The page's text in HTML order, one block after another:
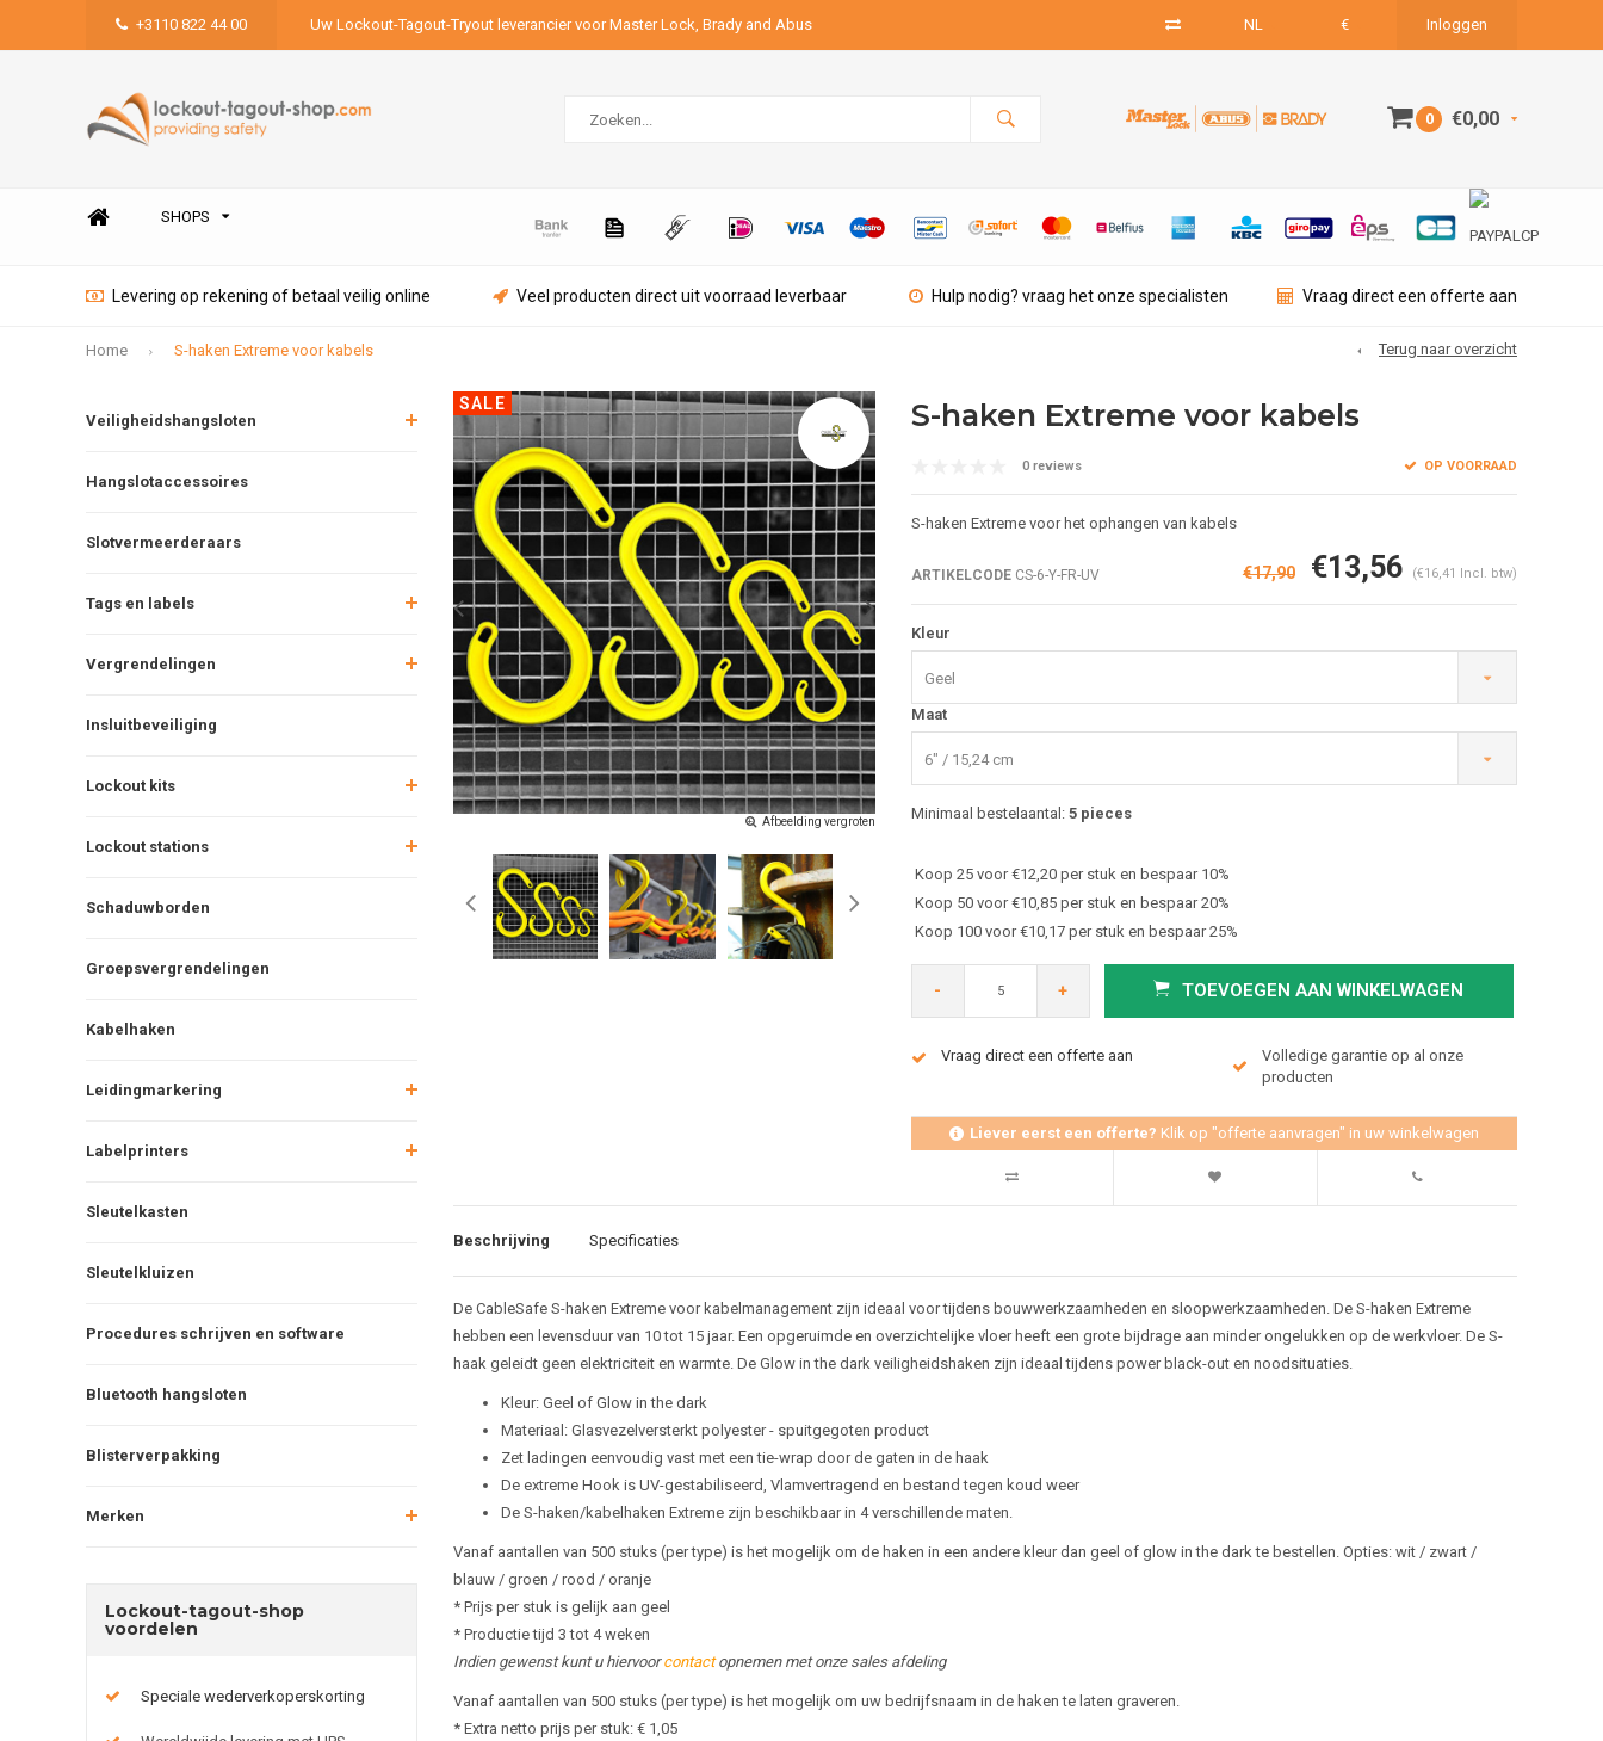
+3110 822 44 00 Uw Lockout-Tagout-Tryout leverancier voor Master Lock, Brady and Abus NL € Inloggen
0 €0,00
SHOPS
Levering op rekening of betaal veilig online Veel producten direct uit voorraad leverbaar Hulp nodig? vraag het onze specialisten Vraag direct een offerte aan
Home S-haken Extreme voor kabels Terug naar overzicht
Veiligheidshangsloten
Hangslotaccessoires
Slotvermeerderaars
Tags en labels
Vergrendelingen
Insluitbeveiliging
Lockout kits
Lockout stations
Schaduwborden
Groepsvergrendelingen
Kabelhaken
Leidingmarkering
Labelprinters
Sleutelkasten
Sleutelkluizen
Procedures schrijven en software
Bluetooth hangsloten
Blisterverpakking
Merken
Lockout-tagout-shop
voordelen
Speciale wederverkoperskorting
SALE
Afbeelding vergroten
S-haken Extreme voor kabels
0 reviews OP VOORRAAD
S-haken Extreme voor het ophangen van kabels
ARTIKELCODECS-6-Y-FR-UV €17,90 €13,56 (€16,41 Incl. btw)
Kleur
Geel
Maat
6" / 15,24 cm
Minimaal bestelaantal: 5 pieces
Koop 25 voor €12,20 per stuk en bespaar 10%
Koop 50 voor €10,85 per stuk en bespaar 20%
Koop 100 voor €10,17 per stuk en bespaar 25%
- + TOEVOEGEN AAN WINKELWAGEN
Vraag direct een offerte aan
Volledige garantie op al onze
producten
Liever eerst een offerte? Klik op "offerte aanvragen" in uw winkelwagen
Beschrijving Specificaties
De CableSafe S-haken Extreme voor kabelmanagement zijn ideaal voor tijdens bouwwerkzaamheden en sloopwerkzaamheden. De S-haken Extreme
hebben een levensduur van 10 tot 15 jaar. Een opgeruimde en overzichtelijke vloer heeft een grote bijdrage aan minder ongelukken op de werkvloer. De S-
haak geleidt geen elektriciteit en warmte. De Glow in the dark veiligheidshaken zijn ideaal tijdens power black-out en noodsituaties.
Kleur: Geel of Glow in the dark
Materiaal: Glasvezelversterkt polyester - spuitgegoten product
Zet ladingen eenvoudig vast met een tie-wrap door de gaten in de haak
De extreme Hook is UV-gestabiliseerd, Vlamvertragend en bestand tegen koud weer
De S-haken/kabelhaken Extreme zijn beschikbaar in 4 verschillende maten.
Vanaf aantallen van 500 stuks (per type) is het mogelijk om de haken in een andere kleur dan geel of glow in the dark te bestellen. Opties: wit / zwart /
blauw / groen / rood / oranje
* Prijs per stuk is gelijk aan geel
* Productie tijd 3 tot 4 weken
Indien gewenst kunt u hiervoorcontactopnemen met onze sales afdeling
Vanaf aantallen van 500 stuks (per type) is het mogelijk om uw bedrijfsnaam in de haken te laten graveren.
* Extra netto prijs per stuk: € 1,05